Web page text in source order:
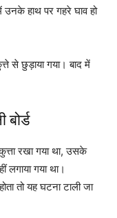
हाथ पर गहरे घाव हो
से छुड़ाया गया। बाद में
रखा गया था, उसके
लगाया गया था।
तो यह घटना टाली जा